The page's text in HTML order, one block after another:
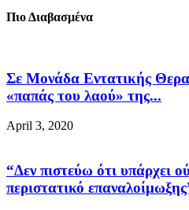
Πιο Διαβασμένα
Σε Μονάδα Εντατικής
«παπάς του λαού» της...
April 3, 2020
“Δεν πιστεύω ότι υπάρχει
περιστατικό